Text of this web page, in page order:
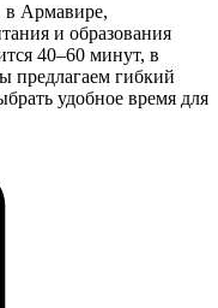
в Армавире,
и образования
40–60 минут, в
предлагаем гибкий
удобное время для